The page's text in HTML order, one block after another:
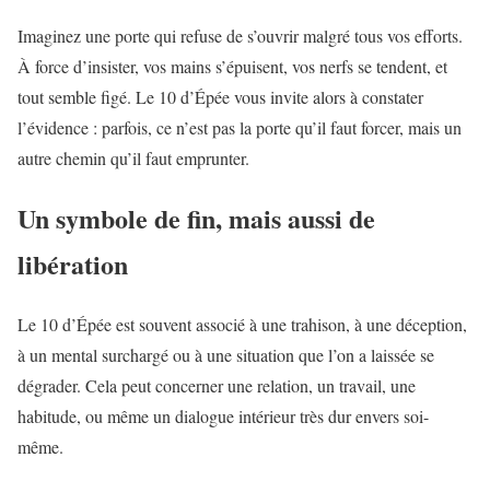
Imaginez une porte qui refuse de s’ouvrir malgré tous vos efforts.
À force d’insister, vos mains s’épuisent, vos nerfs se tendent, et
tout semble figé. Le 10 d’Épée vous invite alors à constater
l’évidence : parfois, ce n’est pas la porte qu’il faut forcer, mais un
autre chemin qu’il faut emprunter.
Un symbole de fin, mais aussi de
libération
Le 10 d’Épée est souvent associé à une trahison, à une déception,
à un mental surchargé ou à une situation que l’on a laissée se
dégrader. Cela peut concerner une relation, un travail, une
habitude, ou même un dialogue intérieur très dur envers soi-
même.